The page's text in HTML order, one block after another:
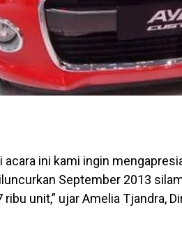
acara ini kami ingin
September 2013
ribu unit,” ujar Amelia Tjandra,